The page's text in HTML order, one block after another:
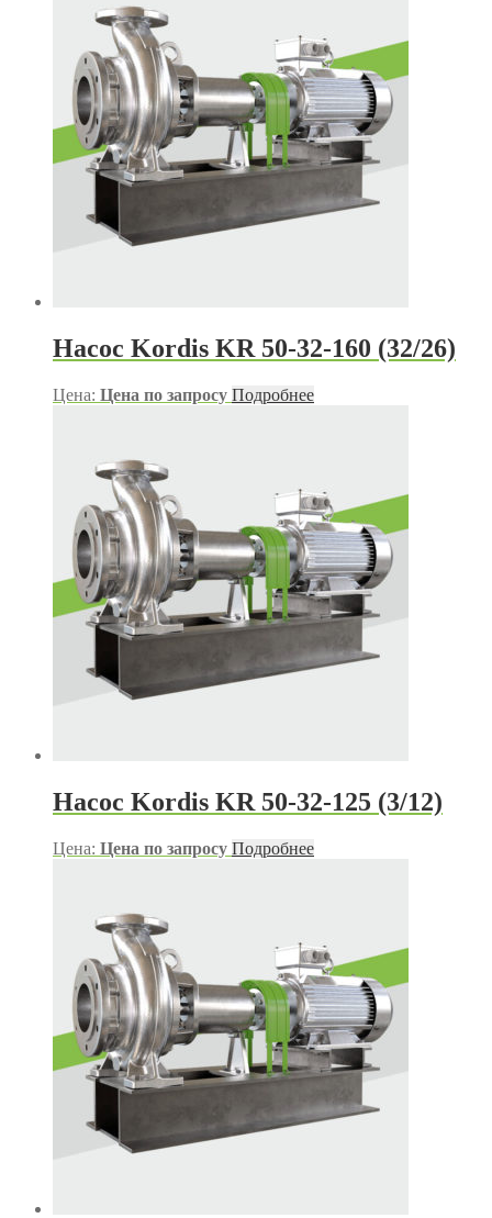
Насос Kordis KR 50-32-160 (32/26)
Цена: Цена по запросу Подробнее
Насос Kordis KR 50-32-125 (3/12)
Цена: Цена по запросу Подробнее